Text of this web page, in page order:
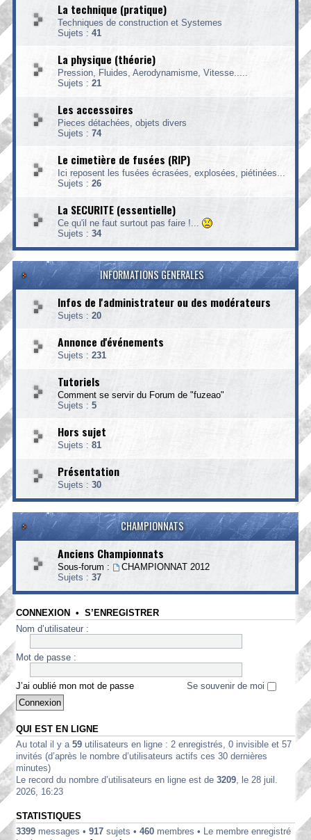
La technique (pratique)
Techniques de construction et Systemes
Sujets : 41
La physique (théorie)
Pression, Fluides, Aerodynamisme, Vitesse.....
Sujets : 21
Les accessoires
Pieces détachées, objets divers
Sujets : 74
Le cimetière de fusées (RIP)
Ici reposent les fusées écrasées, explosées, piétinées...
Sujets : 26
La SECURITE (essentielle)
Ce qu'il ne faut surtout pas faire !...
Sujets : 34
INFORMATIONS GENERALES
Infos de l'administrateur ou des modérateurs
Sujets : 20
Annonce d'événements
Sujets : 231
Tutoriels
Comment se servir du Forum de "fuzeao"
Sujets : 5
Hors sujet
Sujets : 81
Présentation
Sujets : 30
CHAMPIONNATS
Anciens Championnats
Sous-forum :
CHAMPIONNAT 2012
Sujets : 37
CONNEXION • S’ENREGISTRER
Nom d’utilisateur :
Mot de passe :
J’ai oublié mon mot de passe Se souvenir de moi
QUI EST EN LIGNE
Au total il y a 59 utilisateurs en ligne : 2 enregistrés, 0 invisible et 57
invités (d’après le nombre d’utilisateurs actifs ces 30 dernières
minutes)
Le record du nombre d’utilisateurs en ligne est de 3209, le 28 juil.
2026, 16:23
STATISTIQUES
3399 messages • 917 sujets • 460 membres • Le membre enregistré